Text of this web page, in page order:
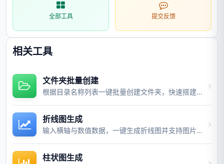
全部工具 提交反馈
相关工具
文件夹批量创建
根据目录名称列表一键批量创建文件夹，快速搭建项目目录结构。
折线图生成
输入横轴与数值数据，一键生成折线图并支持图片与视频导出。
柱状图生成